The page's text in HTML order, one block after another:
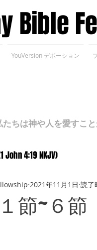
Bible
YouVersion デボーション
ちは神や人を愛すこ
John 4:19 NKJV)
節~６
2021年11月1日 読了